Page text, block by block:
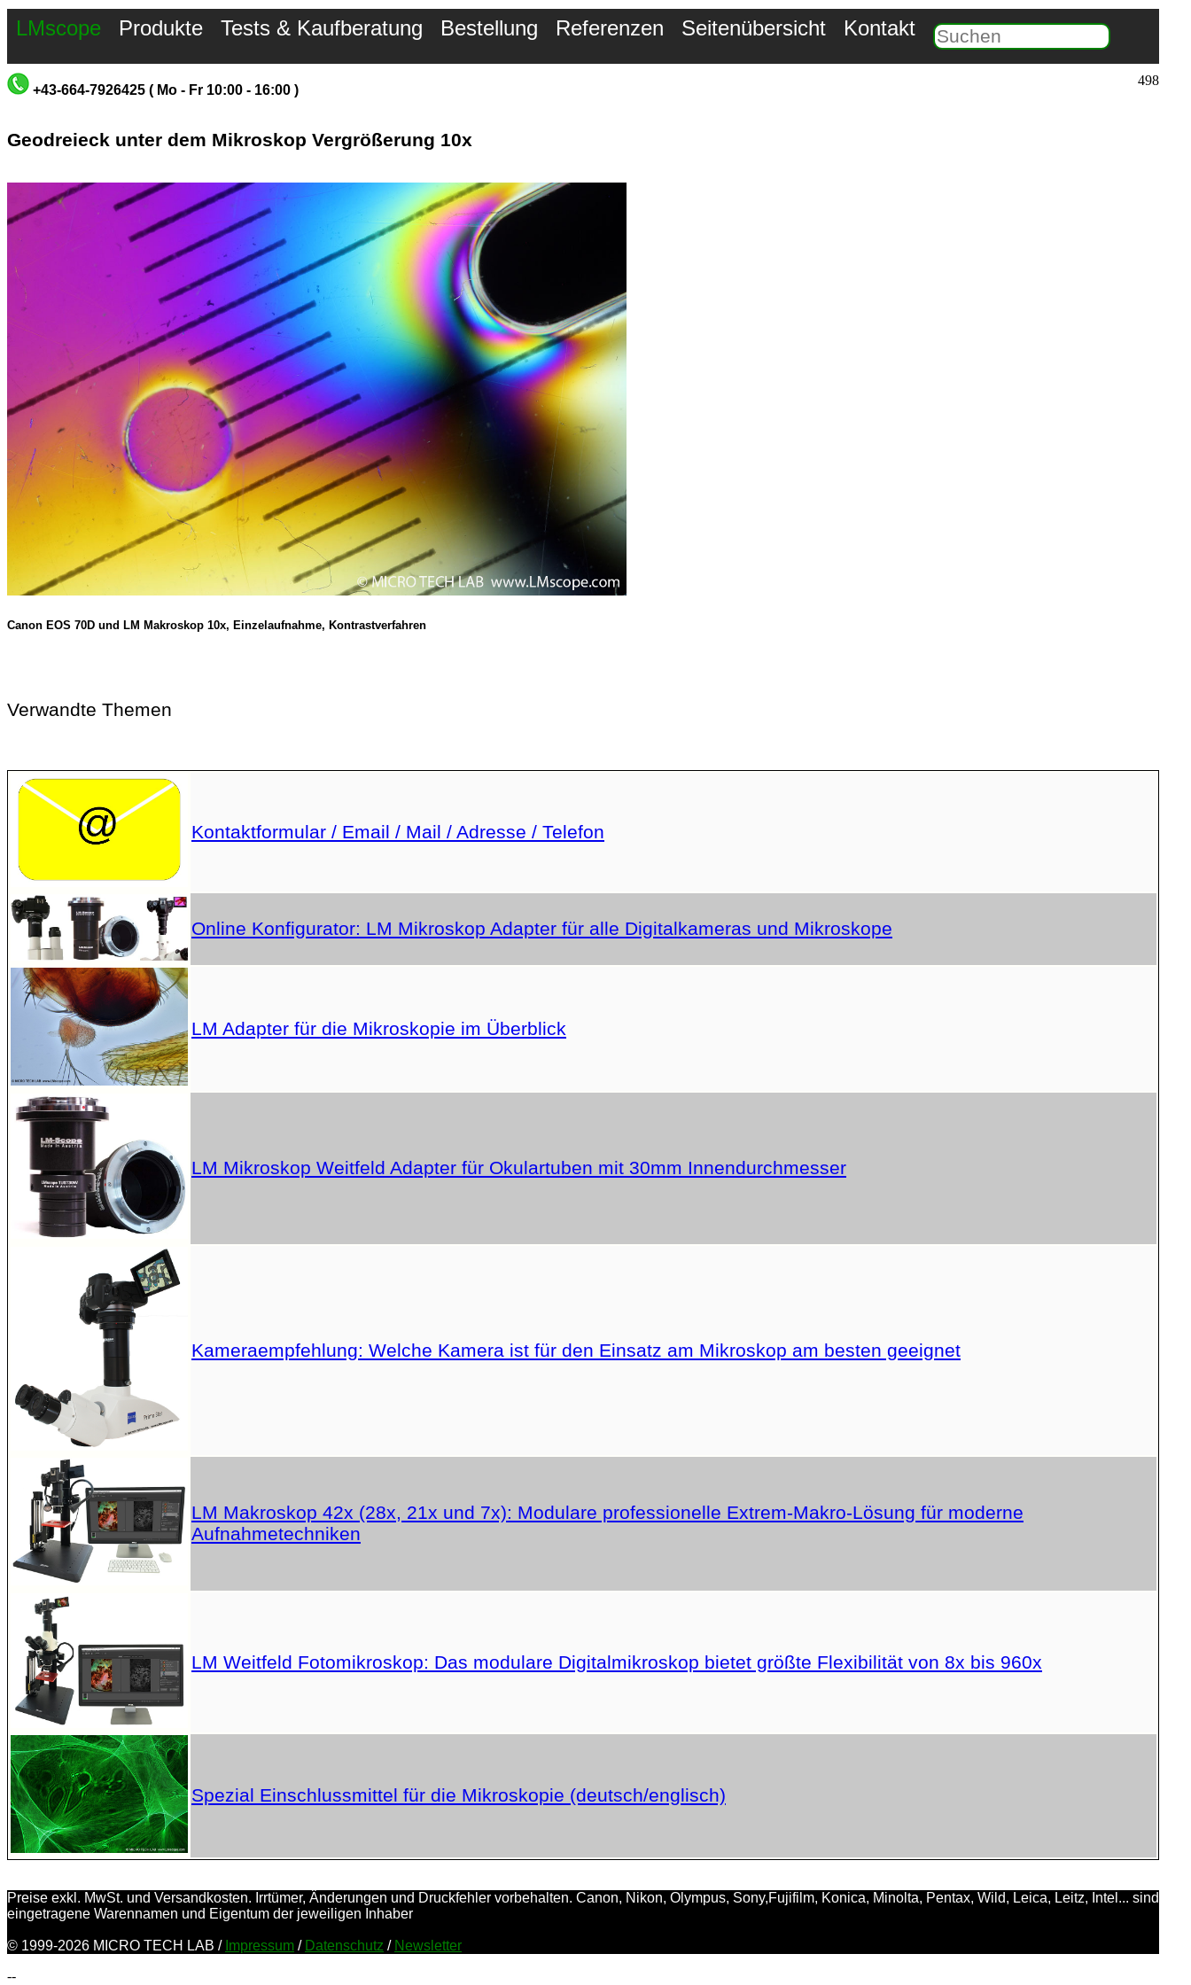
LMscope Produkte Tests & Kaufberatung Bestellung Referenzen Seitenübersicht Kontakt
+43-664-7926425 ( Mo - Fr 10:00 - 16:00 )
498
Geodreieck unter dem Mikroskop Vergrößerung 10x
Canon EOS 70D und LM Makroskop 10x, Einzelaufnahme, Kontrastverfahren
Verwandte Themen
Kontaktformular / Email / Mail / Adresse / Telefon
Online Konfigurator: LM Mikroskop Adapter für alle Digitalkameras und Mikroskope
LM Adapter für die Mikroskopie im Überblick
LM Mikroskop Weitfeld Adapter für Okulartuben mit 30mm Innendurchmesser
Kameraempfehlung: Welche Kamera ist für den Einsatz am Mikroskop am besten geeignet
LM Makroskop 42x (28x, 21x und 7x): Modulare professionelle Extrem-Makro-Lösung für moderne
Aufnahmetechniken
LM Weitfeld Fotomikroskop: Das modulare Digitalmikroskop bietet größte Flexibilität von 8x bis 960x
Spezial Einschlussmittel für die Mikroskopie (deutsch/englisch)
Preise exkl. MwSt. und Versandkosten. Irrtümer, Änderungen und Druckfehler vorbehalten. Canon, Nikon, Olympus, Sony,Fujifilm, Konica, Minolta, Pentax, Wild, Leica, Leitz, Intel... sind
eingetragene Warennamen und Eigentum der jeweiligen Inhaber
© 1999-2026 MICRO TECH LAB / Impressum / Datenschutz / Newsletter
--